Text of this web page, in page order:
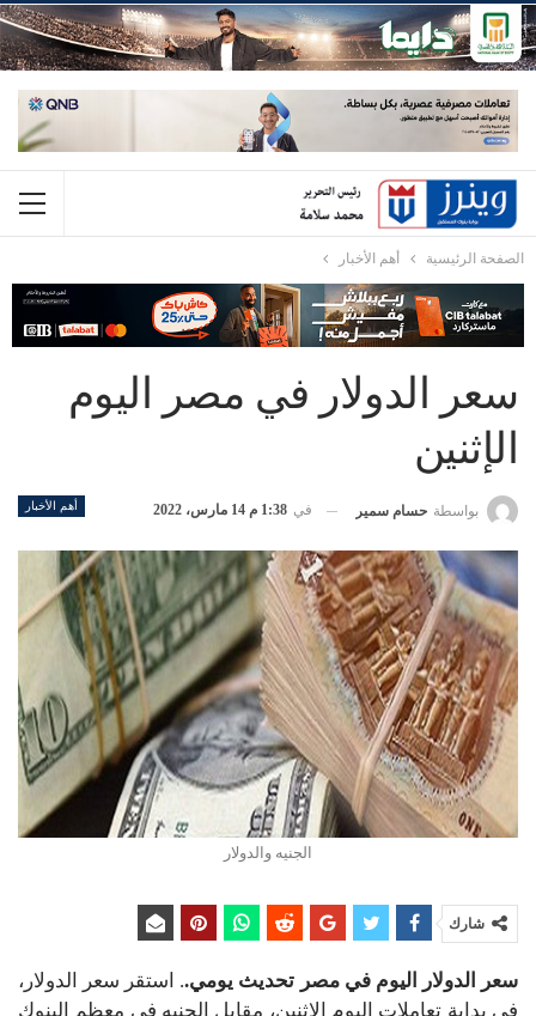
الصفحة الرئيسية أهم الأخبار
سعر الدولار في مصر اليوم
الإثنين
أهم الأخبار بواسطة حسام سمير في 1:38 م 14 مارس، 2022
الجنيه والدولار
شارك
سعر الدولار اليوم في مصر تحديث يومي.. استقر سعر الدولار،
في بداية تعاملات اليوم الإثنين، مقابل الجنيه في معظم البنوك